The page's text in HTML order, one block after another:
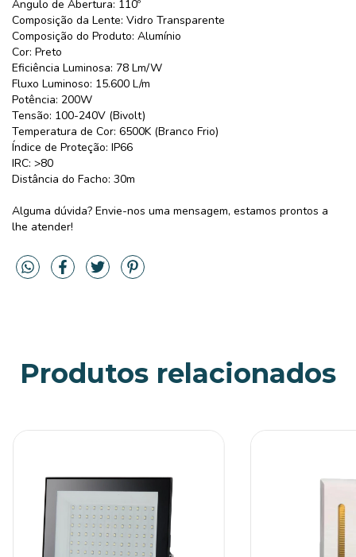
Ângulo de Abertura: 110º
Composição da Lente: Vidro Transparente
Composição do Produto: Alumínio
Cor: Preto
Eficiência Luminosa: 78 Lm/W
Fluxo Luminoso: 15.600 L/m
Potência: 200W
Tensão: 100-240V (Bivolt)
Temperatura de Cor: 6500K (Branco Frio)
Índice de Proteção: IP66
IRC: >80
Distância do Facho: 30m
Alguma dúvida? Envie-nos uma mensagem, estamos prontos a
lhe atender!
Produtos relacionados